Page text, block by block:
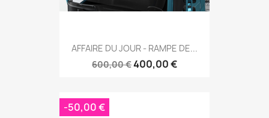
AFFAIRE DU JOUR - RAMPE DE...
600,00 €400,00 €
-50,00 €